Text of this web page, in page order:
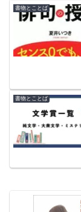
書物とことば
書物とことば